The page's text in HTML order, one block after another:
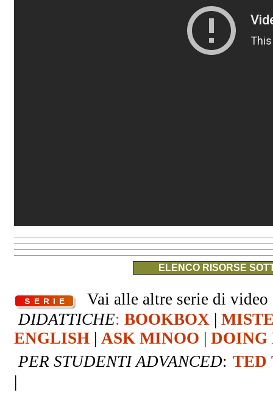
ELENCO RISORSE
Vai alle altre serie di
DIDATTICHE: BOOKBOX |
ENGLISH | ASK MINOO | DOING
PER STUDENTI ADVANCED: TED
|